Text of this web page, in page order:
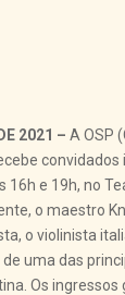
2021 – A OSP
convidados
16h e 19h, no
o maestro
o violinista
uma das
Os ingressos